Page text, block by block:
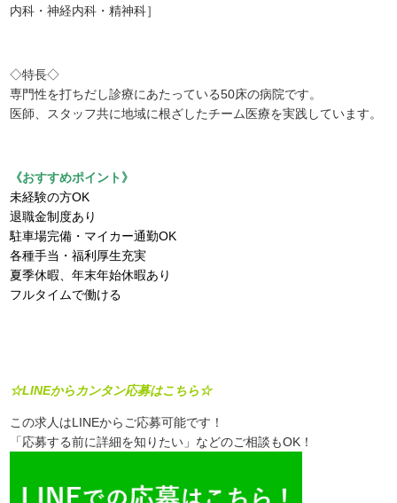
内科・神経内科・精神科］
◇特長◇
専門性を打ちだし診療にあたっている50床の病院です。
医師、スタッフ共に地域に根ざしたチーム医療を実践しています。
《おすすめポイント》
未経験の方OK
退職金制度あり
駐車場完備・マイカー通勤OK
各種手当・福利厚生充実
夏季休暇、年末年始休暇あり
フルタイムで働ける
☆LINEからカンタン応募はこちら☆
この求人はLINEからご応募可能です！
「応募する前に詳細を知りたい」などのご相談もOK！